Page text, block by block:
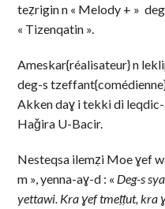
teẓrigin n « Melody + »
« Tizenqatin ».
Ameskar{réalisateur} n
deg-s
Akken daɣ i tekki di
Haǧira U-Bacir.
Nesteqsa ilemẓi Moe ɣef
m », yenna-aɣ-d : « Deg-s
yettawi. Kra ɣef tmeṭṭut, kra